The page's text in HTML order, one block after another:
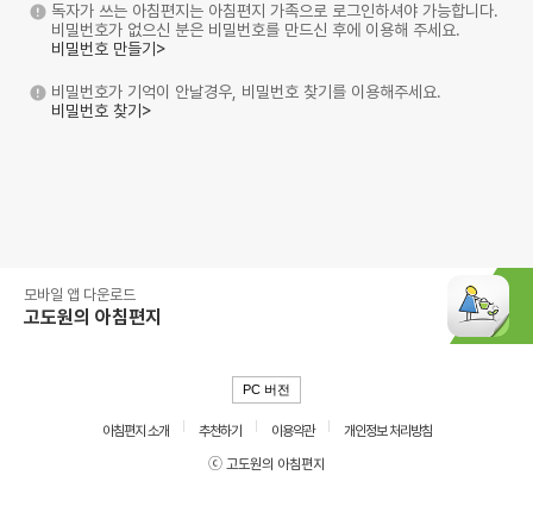
독자가 쓰는 아침편지는 아침편지 가족으로 로그인하셔야 가능합니다.
비밀번호가 없으신 분은 비밀번호를 만드신 후에 이용해 주세요.
비밀번호 만들기>
비밀번호가 기억이 안날경우, 비밀번호 찾기를 이용해주세요.
비밀번호 찾기>
모바일 앱 다운로드
고도원의 아침편지
PC 버전
아침편지 소개 추천하기 이용약관
개인정보 처리방침
ⓒ 고도원의 아침편지